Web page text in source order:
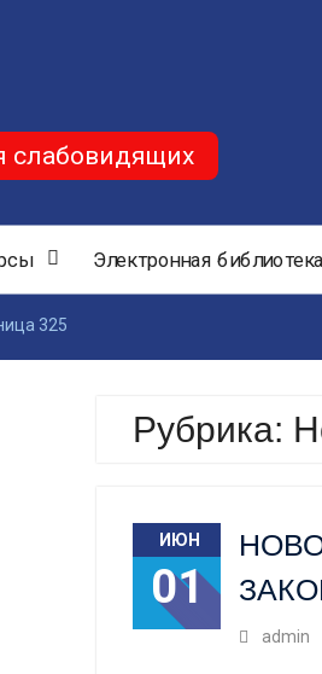
слабовидящих
Электронная библиотека
325
Рубрика:
ИЮН
01
admin